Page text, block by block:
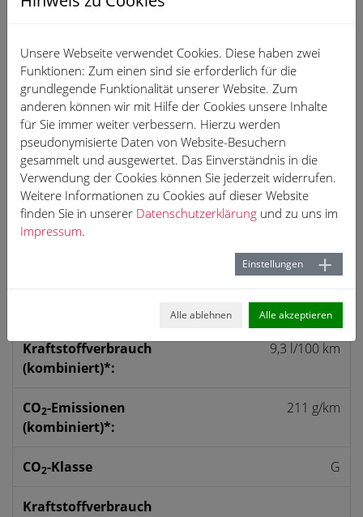
monatliche Leasingrate netto ab
549 €
Anfrage
PDF Ansicht
Umwelt & Normen
Kraftstoff­verbrauch
(kombiniert)*:
9,3 l/100 km
CO2-Emissionen
(kombiniert)*:
211 g/km
CO2-Klasse G
Kraftstoffverbrauch
Unsere Webseite verwendet Cookies. Diese haben zwei
Funktionen: Zum einen sind sie erforderlich für die
grundlegende Funktionalität unserer Website. Zum
anderen können wir mit Hilfe der Cookies unsere Inhalte
für Sie immer weiter verbessern. Hierzu werden
pseudonymisierte Daten von Website-Besuchern
gesammelt und ausgewertet. Das Einverständnis in die
Verwendung der Cookies können Sie jederzeit widerrufen.
Weitere Informationen zu Cookies auf dieser Website
finden Sie in unserer Datenschutzerklärung und zu uns im
Impressum.
Einstellungen
Alle ablehnen Alle akzeptieren